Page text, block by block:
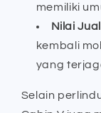
memiliki
Nilai
kembali
yang
Selain